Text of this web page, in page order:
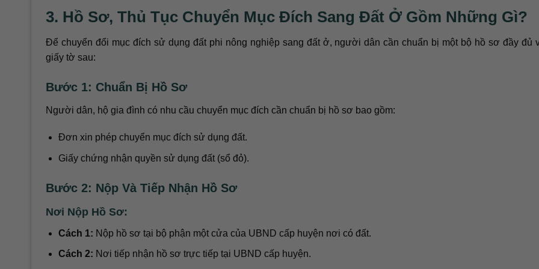
3. Hồ Sơ, Thủ Tục Chuyển Mục Đích Sang Đất Ở Gồm Những Gì?
Để chuyển đổi mục đích sử dụng đất phi nông nghiệp sang đất ở, người dân cần chuẩn bị một bộ hồ sơ đầy đủ
giấy tờ sau:
Bước 1: Chuẩn Bị Hồ Sơ
Người dân, hộ gia đình có nhu cầu chuyển mục đích cần chuẩn bị hồ sơ bao gồm:
Đơn xin phép chuyển mục đích sử dụng đất.
Giấy chứng nhận quyền sử dụng đất (sổ đỏ).
Bước 2: Nộp Và Tiếp Nhận Hồ Sơ
Nơi Nộp Hồ Sơ:
Cách 1: Nộp hồ sơ tại bộ phận một cửa của UBND cấp huyện nơi có đất.
Cách 2: Nơi tiếp nhận hồ sơ trực tiếp tại UBND cấp huyện.